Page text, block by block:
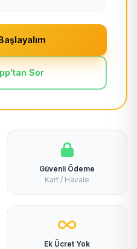
Sor
Güvenli Ödeme
Kart / Havale
Ek Ücret Yok